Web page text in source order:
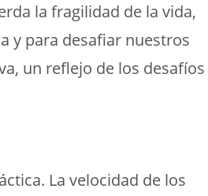
la fragilidad de la vida,
y para desafiar nuestros
un reflejo de los desafíos
La velocidad de los